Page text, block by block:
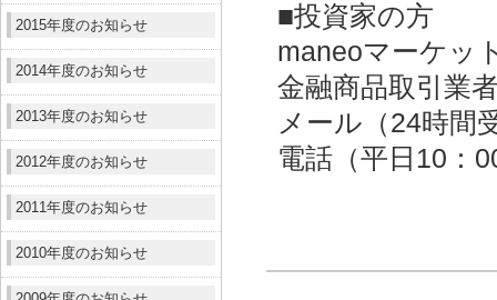
2015年度のお知らせ
2014年度のお知らせ
2013年度のお知らせ
2012年度のお知らせ
2011年度のお知らせ
2010年度のお知らせ
■投資家の方
maneoマーケッ
金融商品取引業
メール（24時間
電話（平日10：